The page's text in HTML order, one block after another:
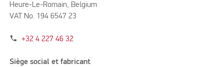
Heure-Le-Romain, Belgium
VAT No. 194 6547 23
phone +32 4 227 46 32
Siège social et fabricant